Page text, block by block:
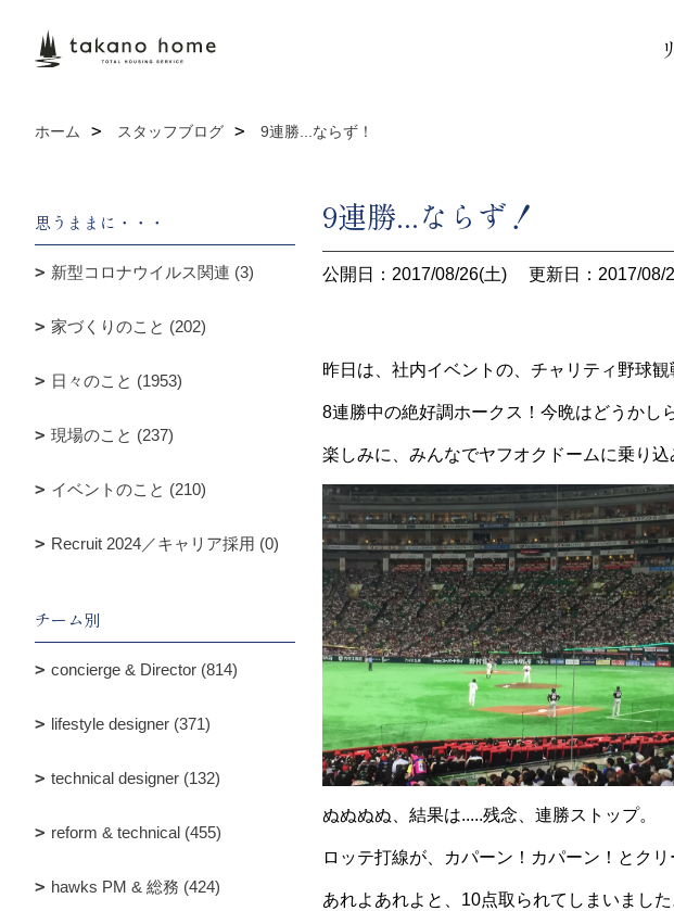
ホーム スタッフブログ 9連勝...ならず！
9連勝...ならず！
公開日：2017/08/26(土) 更新日：2017/08/
昨日は、社内イベントの、チャリティ野球観
8連勝中の絶好調ホークス！今晩はどうかし
楽しみに、みんなでヤフオクドームに乗り込
ぬぬぬぬ、結果は.....残念、連勝ストップ。
ロッテ打線が、カパーン！カパーン！とク
あれよあれよと、10点取られてしまいました
思うままに・・・
新型コロナウイルス関連 (3)
家づくりのこと (202)
日々のこと (1953)
現場のこと (237)
イベントのこと (210)
Recruit 2024／キャリア採用 (0)
チーム別
concierge & Director (814)
lifestyle designer (371)
technical designer (132)
reform & technical (455)
hawks PM & 総務 (424)